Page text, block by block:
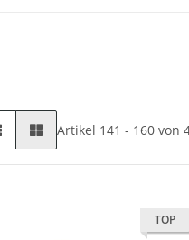
Artikel 141 - 160 von
TOP